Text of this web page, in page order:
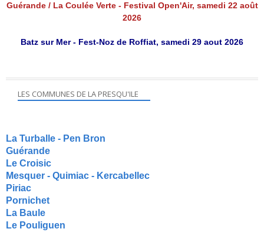
Guérande / La Coulée Verte - Festival Open'Air, samedi 22 août
2026
Batz sur Mer - Fest-Noz de Roffiat, samedi 29 aout 2026
LES COMMUNES DE LA PRESQU'ILE
La Turballe - Pen Bron
Guérande
Le Croisic
Mesquer - Quimiac - Kercabellec
Piriac
Pornichet
La Baule
Le Pouliguen